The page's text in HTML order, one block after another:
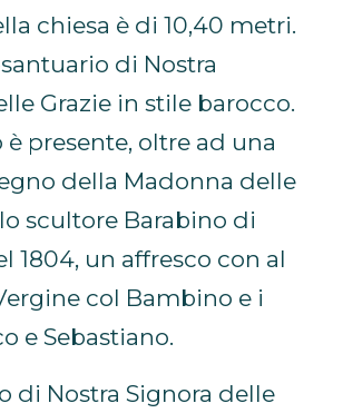
chiesa è di 10,40 metri.
di Nostra
Grazie in stile barocco.
è presente, oltre ad una
della Madonna delle
scultore Barabino di
1804, un affresco con al
col Bambino e i
e Sebastiano.
di Nostra Signora delle